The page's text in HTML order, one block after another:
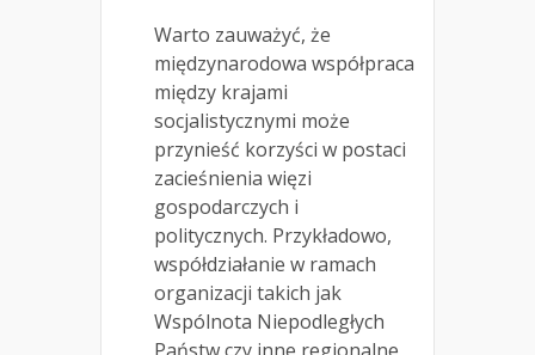
Warto zauważyć, że
międzynarodowa współpraca
między krajami
socjalistycznymi może
przynieść korzyści w postaci
zacieśnienia więzi
gospodarczych i
politycznych. Przykładowo,
współdziałanie w ramach
organizacji takich jak
Wspólnota Niepodległych